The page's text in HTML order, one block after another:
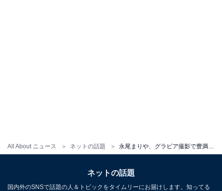
All About ニュース ネットの話題
ネットの話題
国内外のSNSで話題の人＆トピックをタイムリーにお届けします。知ってる